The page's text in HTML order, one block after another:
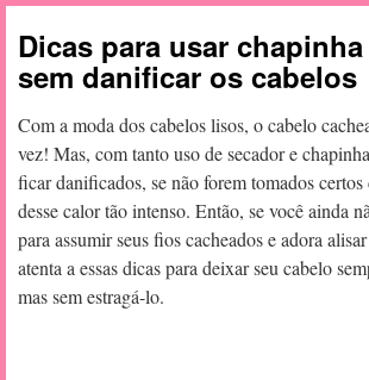
Dicas para usar
sem danificar os cabelos
Com a moda dos cabelos lisos, o cabelo
vez! Mas, com tanto uso de secador e
ficar danificados, se não forem tomados
desse calor tão intenso. Então, se você ainda
para assumir seus fios cacheados e adora
atenta a essas dicas para deixar seu cabelo
mas sem estragá-lo.